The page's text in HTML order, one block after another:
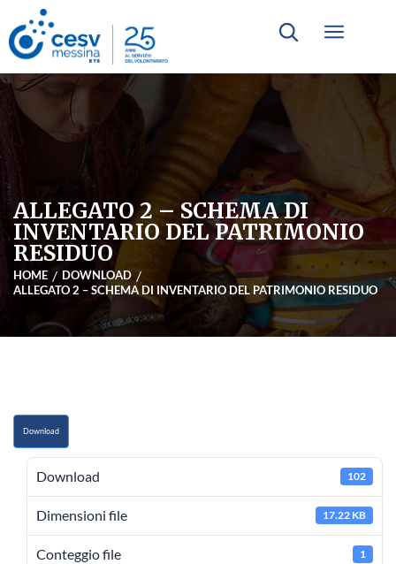
ALLEGATO 2 – SCHEMA DI
INVENTARIO DEL PATRIMONIO
RESIDUO
HOME
DOWNLOAD
ALLEGATO 2 – SCHEMA DI INVENTARIO DEL PATRIMONIO RESIDUO
Download
Download 102
Dimensioni file 17.22 KB
Conteggio file 1